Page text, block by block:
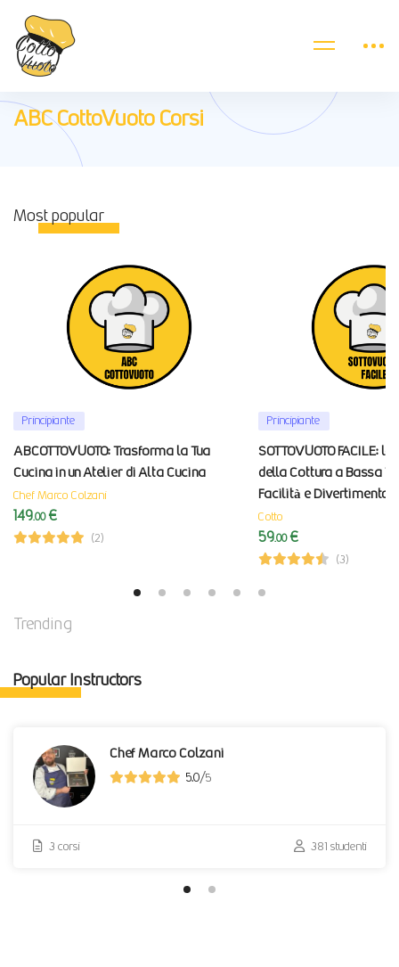
ABC CottoVuoto Corsi
Most popular
Principiante
ABCOTTOVUOTO: Trasforma la Tua
Cucina in un Atelier di Alta Cucina
Chef Marco Colzani
149.00 €
(2)
Principiante
SOTTOVUOTO FACILE:
della Cottura a Bassa
Facilità e Divertimento!
Cotto
59.00 €
(3)
Trending
Popular Instructors
Chef Marco Colzani
5.0/5
3 corsi 381 studenti